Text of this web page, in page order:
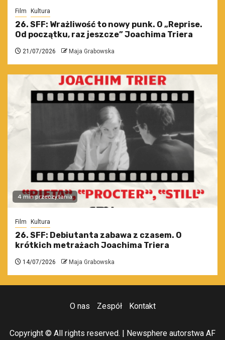
Film Kultura
26. SFF: Wrażliwość to nowy punk. O „Reprise.
Od początku, raz jeszcze” Joachima Triera
21/07/2026 Maja Grabowska
4 min przeczytania
Film Kultura
26. SFF: Debiutanta zabawa z czasem. O
krótkich metrażach Joachima Triera
14/07/2026 Maja Grabowska
O nas Zespół Kontakt
Copyright © All rights reserved. Newsphere autorstwa AF